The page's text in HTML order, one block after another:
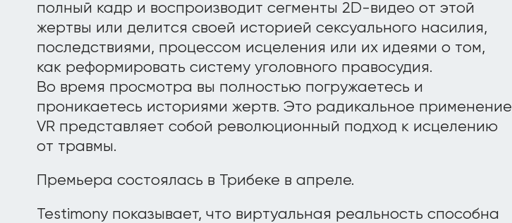
полный кадр и воспроизводит сегменты 2D-видео от этой
жертвы или делится своей историей сексуального насилия,
последствиями, процессом исцеления или их идеями о том,
как реформировать систему уголовного правосудия.
Во время просмотра вы полностью погружаетесь и
проникаетесь историями жертв. Это радикальное применение
VR представляет собой революционный подход к исцелению
от травмы.
Премьера состоялась в Трибеке в апреле.
Testimony показывает, что виртуальная реальность способна